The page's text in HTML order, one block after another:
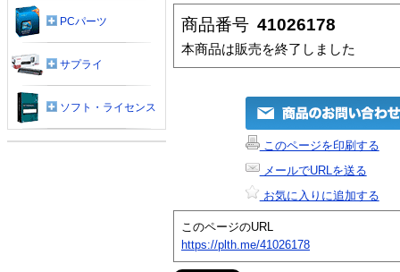
商品番号 41026178
本商品は販売を終了しました
このページを印刷する
メールでURLを送る
お気に入りに追加する
このページのURL
https://plth.me/41026178
PCパーツ
サプライ
ソフト・ライセンス